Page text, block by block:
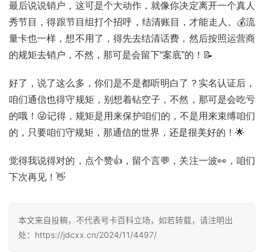
流
量
卡
推
码
认
增
务
登录 注册
最后说说销户，这可是个大动作，就像你决定离开一个真人
秀节目，得跟节目组打个招呼，结清账目，才能走人。💰流
量卡也一样，想不用了，得先去结清话费，然后按照运营商
的规矩去销户，不然，那可是会留下“案底”的！📝
好了，说了这么多，你们是不是都听明白了？实名认证后，
咱们通信也得守规矩，别想着钻空子，不然，那可是会吃亏
的哦！😜记得，规矩是用来保护咱们的，不是用来束缚咱们
的，只要咱们守规矩，那通信的世界，还是很美好的！🌟
觉得我说得对的，点个赞👍，留个言💬，关注一波👀，咱们
下次再见！👋
本文来自投稿，不代表号卡百科立场，如若转载，请注明出
处：https://jdcxx.cn/2024/11/4497/